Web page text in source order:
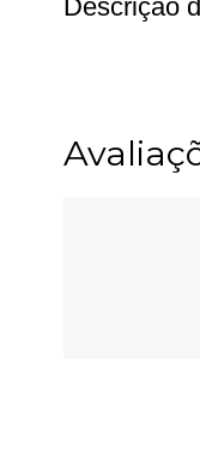
Descrição